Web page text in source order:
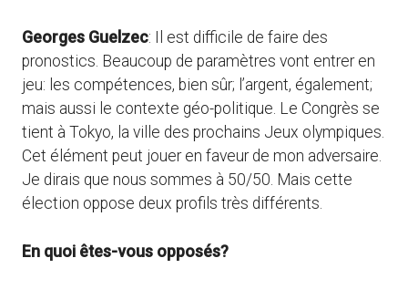
Georges Guelzec: Il est difficile de faire des
pronostics. Beaucoup de paramètres vont entrer en
jeu: les compétences, bien sûr; l’argent, également;
mais aussi le contexte géo-politique. Le Congrès se
tient à Tokyo, la ville des prochains Jeux olympiques.
Cet élément peut jouer en faveur de mon adversaire.
Je dirais que nous sommes à 50/50. Mais cette
élection oppose deux profils très différents.
En quoi êtes-vous opposés?